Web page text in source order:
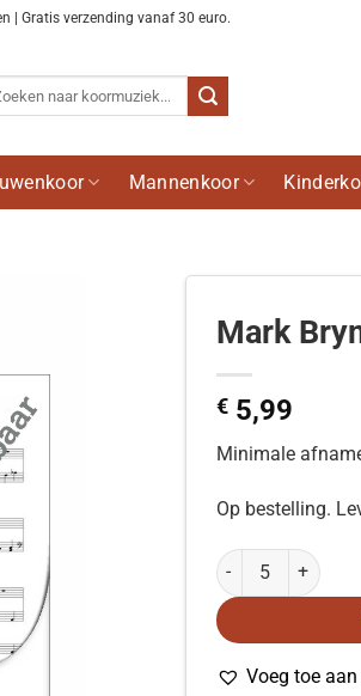
| Gratis verzending vanaf 30 euro.
Mannenkoor
toe aan
wenslijst
Mark
€5,99
Minimale
Op bestelling.
Mark Brymer:
Voeg toe